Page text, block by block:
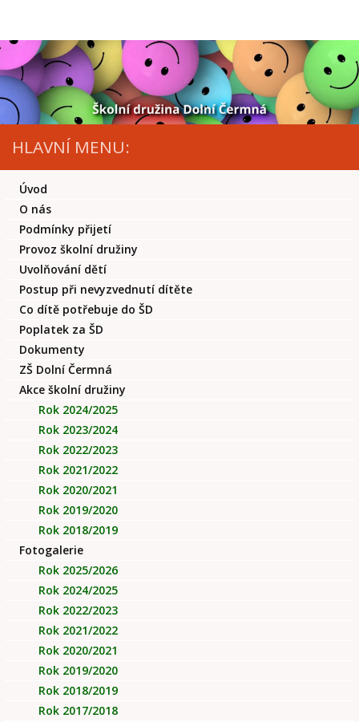
HLAVNÍ MENU:
Úvod
O nás
Podmínky přijetí
Provoz školní družiny
Uvolňování dětí
Postup při nevyzvednutí dítěte
Co dítě potřebuje do ŠD
Poplatek za ŠD
Dokumenty
ZŠ Dolní Čermná
Akce školní družiny
Rok 2024/2025
Rok 2023/2024
Rok 2022/2023
Rok 2021/2022
Rok 2020/2021
Rok 2019/2020
Rok 2018/2019
Fotogalerie
Rok 2025/2026
Rok 2024/2025
Rok 2022/2023
Rok 2021/2022
Rok 2020/2021
Rok 2019/2020
Rok 2018/2019
Rok 2017/2018